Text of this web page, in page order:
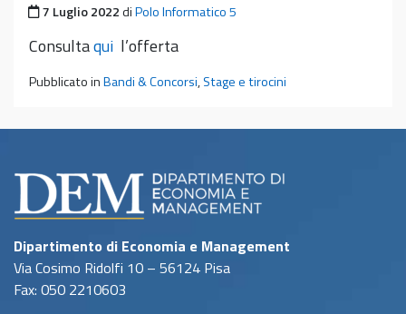
Pubblicato il
7 Luglio 2022diPolo Informatico 5
Consultaqui l’offerta
Pubblicato inBandi & Concorsi,Stage e tirocini
Dipartimento di Economia e Management
Via Cosimo Ridolfi 10 – 56124 Pisa
Fax: 050 2210603